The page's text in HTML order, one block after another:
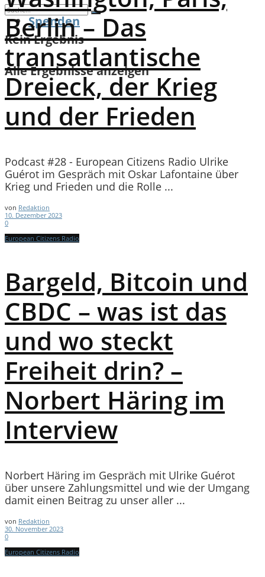
Spenden
Kein Ergebnis
Alle Ergebnisse anzeigen
Berlin – Das
transatlantische
Dreieck, der Krieg
und der Frieden
Podcast #28 - European Citizens Radio Ulrike
Guérot im Gespräch mit Oskar Lafontaine über
Krieg und Frieden und die Rolle ...
von Redaktion
10. Dezember 2023
0
European Citizens Radio
Bargeld, Bitcoin und
CBDC – was ist das
und wo steckt
Freiheit drin? –
Norbert Häring im
Interview
Norbert Häring im Gespräch mit Ulrike Guérot
über unsere Zahlungsmittel und wie der Umgang
damit einen Beitrag zu unser aller ...
von Redaktion
30. November 2023
0
European Citizens Radio